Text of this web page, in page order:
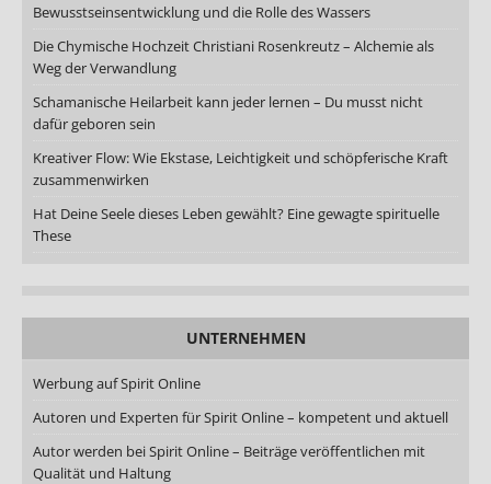
Bewusstseinsentwicklung und die Rolle des Wassers
Die Chymische Hochzeit Christiani Rosenkreutz – Alchemie als
Weg der Verwandlung
Schamanische Heilarbeit kann jeder lernen – Du musst nicht
dafür geboren sein
Kreativer Flow: Wie Ekstase, Leichtigkeit und schöpferische Kraft
zusammenwirken
Hat Deine Seele dieses Leben gewählt? Eine gewagte spirituelle
These
UNTERNEHMEN
Werbung auf Spirit Online
Autoren und Experten für Spirit Online – kompetent und aktuell
Autor werden bei Spirit Online – Beiträge veröffentlichen mit
Qualität und Haltung